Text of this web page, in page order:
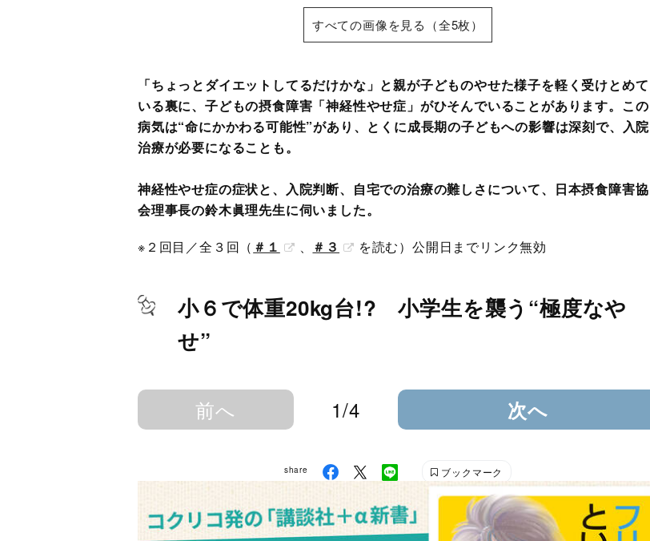
すべての画像を見る（全5枚）
「ちょっとダイエットしてるだけかな」と親が子どものやせた様子を軽く受けとめて
いる裏に、子どもの摂食障害「神経性やせ症」がひそんでいることがあります。この
病気は“命にかかわる可能性”があり、とくに成長期の子どもへの影響は深刻で、入院
治療が必要になることも。
神経性やせ症の症状と、入院判断、自宅での治療の難しさについて、日本摂食障害協
会理事長の鈴木眞理先生に伺いました。
※２回目／全３回（ ＃１ 、 ＃３ を読む）公開日までリンク無効
小６で体重20kg台!? 小学生を襲う“極度なや
せ”
前へ 1/4 次へ
share ブックマーク